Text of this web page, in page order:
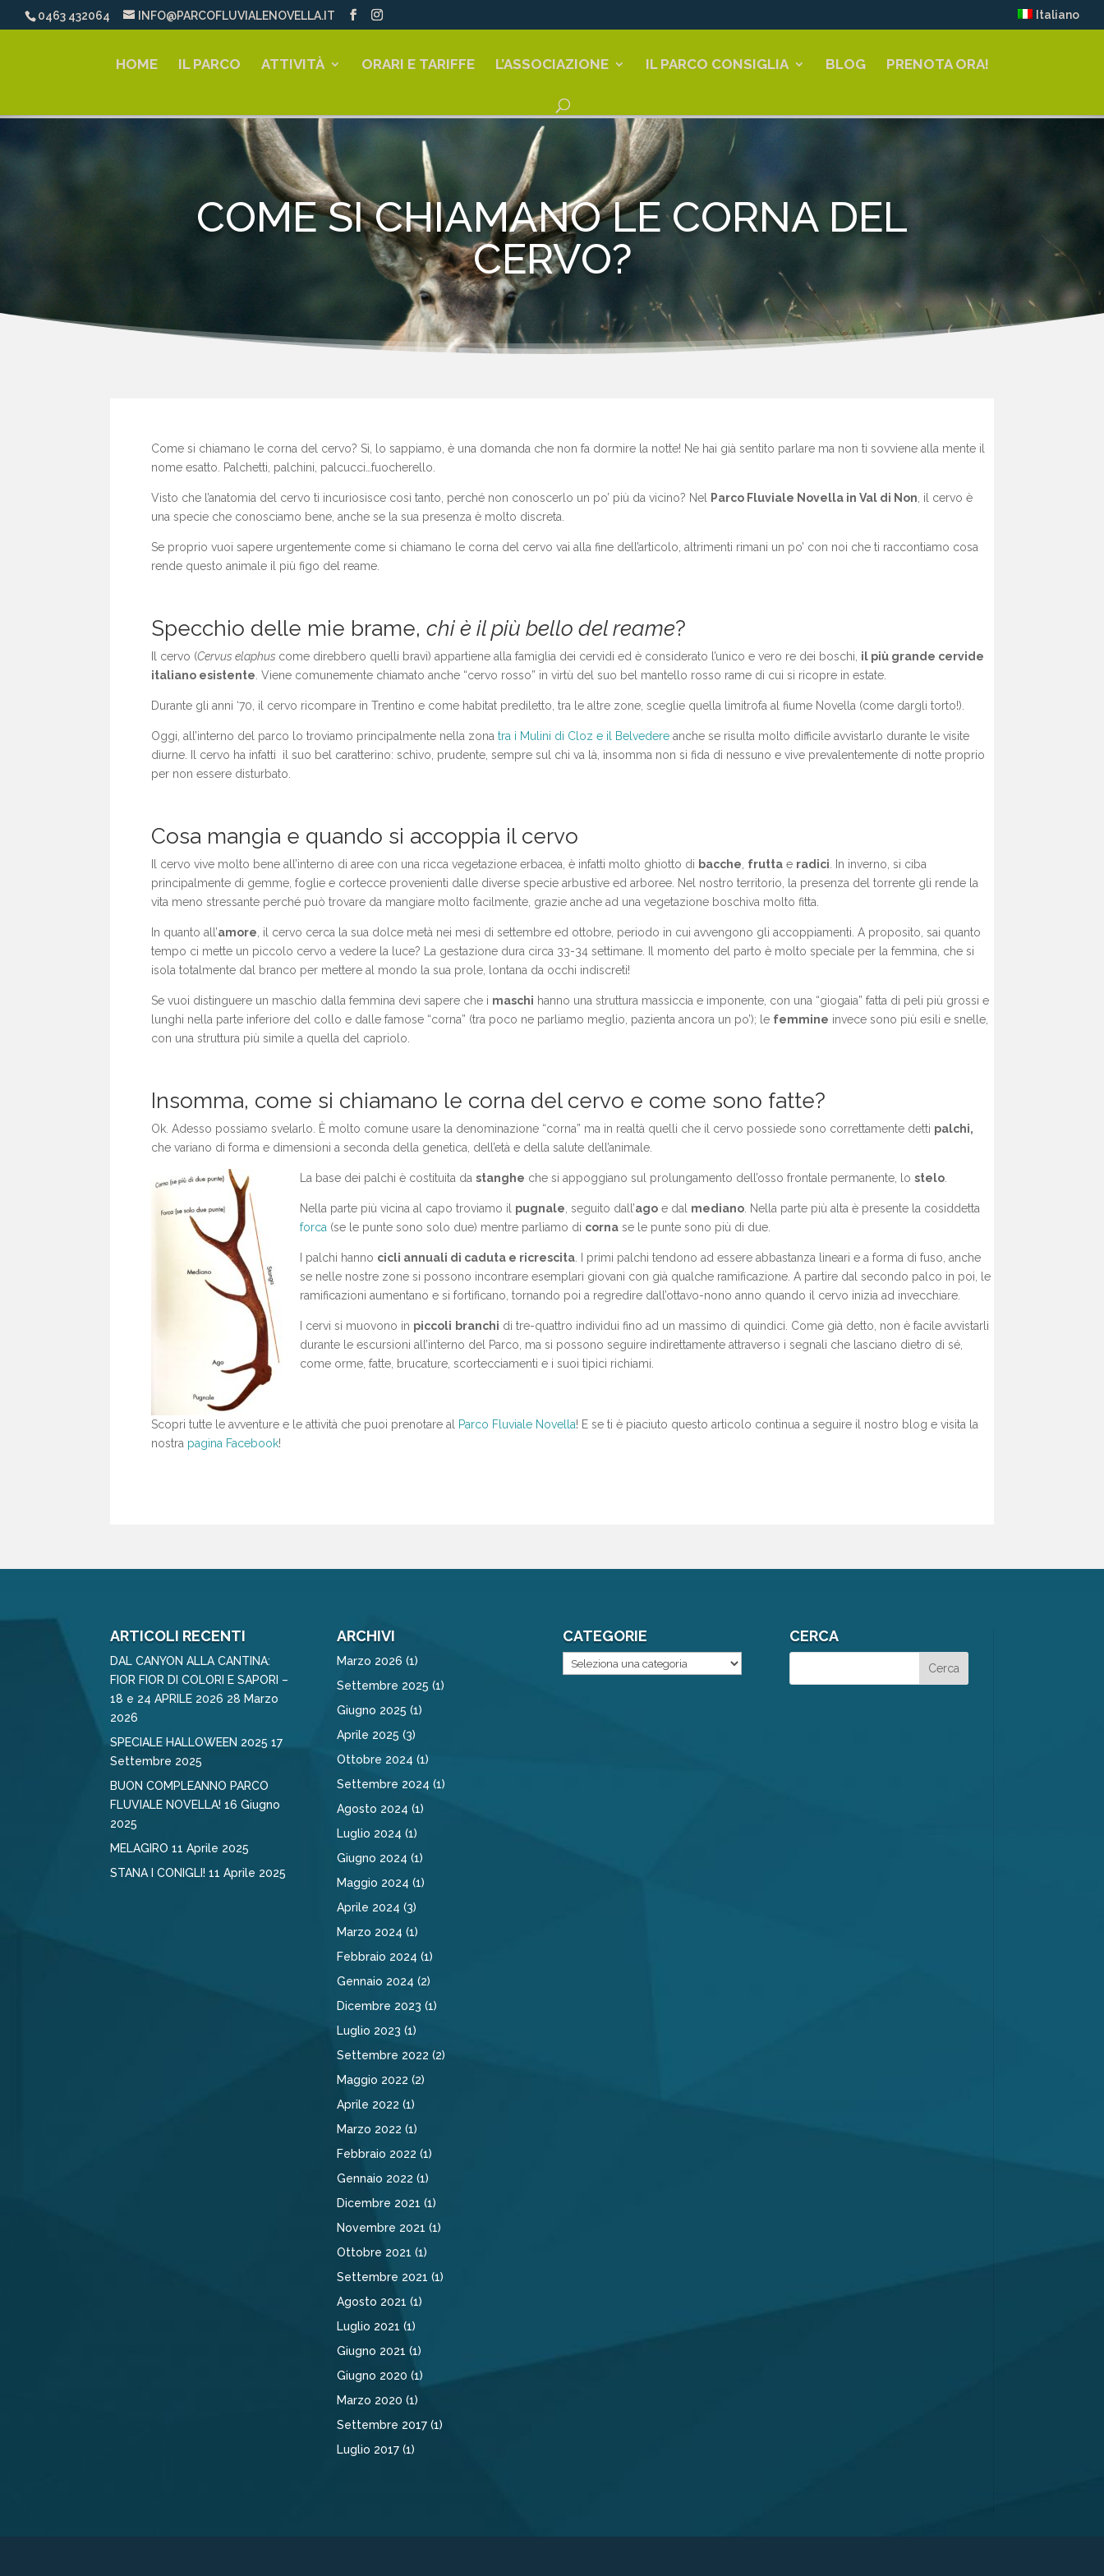
0463 432064 INFO@PARCOFLUVIALENOVELLA.IT Italiano
HOME IL PARCO ATTIVITÀ ORARI E TARIFFE L’ASSOCIAZIONE IL PARCO CONSIGLIA BLOG PRENOTA ORA!
COME SI CHIAMANO LE CORNA DEL
CERVO?
Come si chiamano le corna del cervo? Sì, lo sappiamo, è una domanda che non fa dormire la notte! Ne hai già sentito parlare ma non ti sovviene alla mente il
nome esatto. Palchetti, palchini, palcucci…fuocherello.
Visto che l’anatomia del cervo ti incuriosisce così tanto, perché non conoscerlo un po’ più da vicino? Nel Parco Fluviale Novella in Val di Non , il cervo è
una specie che conosciamo bene, anche se la sua presenza è molto discreta.
Se proprio vuoi sapere urgentemente come si chiamano le corna del cervo vai alla fine dell’articolo, altrimenti rimani un po’ con noi che ti raccontiamo cosa
rende questo animale il più figo del reame.
Specchio delle mie brame,chi è il più bello del reame?
Il cervo (Cervus elaphus come direbbero quelli bravi) appartiene alla famiglia dei cervidi ed è considerato l’unico e vero re dei boschi, il più grande cervide
italiano esistente . Viene comunemente chiamato anche “cervo rosso” in virtù del suo bel mantello rosso rame di cui si ricopre in estate.
Durante gli anni ‘70, il cervo ricompare in Trentino e come habitat prediletto, tra le altre zone, sceglie quella limitrofa al fiume Novella (come dargli torto!).
Oggi, all’interno del parco lo troviamo principalmente nella zonatra i Mulini di Cloz e il Belvedere anche se risulta molto difficile avvistarlo durante le visite
diurne. Il cervo ha infatti il suo bel caratterino: schivo, prudente, sempre sul chi va là, insomma non si fida di nessuno e vive prevalentemente di notte proprio
per non essere disturbato.
Cosa mangia e quando si accoppia il cervo
Il cervo vive molto bene all’interno di aree con una ricca vegetazione erbacea, è infatti molto ghiotto di bacche frutta e radici . In inverno, si ciba
principalmente di gemme, foglie e cortecce provenienti dalle diverse specie arbustive ed arboree. Nel nostro territorio, la presenza del torrente gli rende la
vita meno stressante perché può trovare da mangiare molto facilmente, grazie anche ad una vegetazione boschiva molto fitta.
In quanto all’amore , il cervo cerca la sua dolce metà nei mesi di settembre ed ottobre, periodo in cui avvengono gli accoppiamenti. A proposito, sai quanto
tempo ci mette un piccolo cervo a vedere la luce? La gestazione dura circa 33-34 settimane. Il momento del parto è molto speciale per la femmina, che si
isola totalmente dal branco per mettere al mondo la sua prole, lontana da occhi indiscreti!
Se vuoi distinguere un maschio dalla femmina devi sapere che i maschi hanno una struttura massiccia e imponente, con una “giogaia” fatta di peli più grossi e
lunghi nella parte inferiore del collo e dalle famose “corna” (tra poco ne parliamo meglio, pazienta ancora un po’); le femmine invece sono più esili e snelle,
con una struttura più simile a quella del capriolo.
Insomma, come si chiamano le corna del cervo e come sono fatte?
Ok. Adesso possiamo svelarlo. È molto comune usare la denominazione “corna” ma in realtà quelli che il cervo possiede sono correttamente detti palchi,
che variano di forma e dimensioni a seconda della genetica, dell’età e della salute dell’animale.
La base dei palchi è costituita dastanghe che si appoggiano sul prolungamento dell’osso frontale permanente, lostelo
Nella parte più vicina al capo troviamo il pugnale , seguito dall’ago e dal mediano . Nella parte più alta è presente la cosiddetta
forca (se le punte sono solo due) mentre parliamo di corna se le punte sono più di due.
I palchi hanno cicli annuali di caduta e ricrescita . I primi palchi tendono ad essere abbastanza lineari e a forma di fuso, anche
se nelle nostre zone si possono incontrare esemplari giovani con già qualche ramificazione. A partire dal secondo palco in poi, le
ramificazioni aumentano e si fortificano, tornando poi a regredire dall’ottavo-nono anno quando il cervo inizia ad invecchiare.
I cervi si muovono in piccoli branchi di tre-quattro individui fino ad un massimo di quindici. Come già detto, non è facile avvistarli
durante le escursioni all’interno del Parco, ma si possono seguire indirettamente attraverso i segnali che lasciano dietro di sé,
come orme, fatte, brucature, scortecciamenti e i suoi tipici richiami.
Scopri tutte le avventure e le attività che puoi prenotare al Parco Fluviale Novella! E se ti è piaciuto questo articolo continua a seguire il nostro blog e visita la
nostra pagina Facebook!
ARTICOLI RECENTI
DAL CANYON ALLA CANTINA:
FIOR FIOR DI COLORI E SAPORI –
18 e 24 APRILE 2026 28 Marzo
2026
SPECIALE HALLOWEEN 2025 17
Settembre 2025
BUON COMPLEANNO PARCO
FLUVIALE NOVELLA! 16 Giugno
2025
MELAGIRO 11 Aprile 2025
STANA I CONIGLI! 11 Aprile 2025
ARCHIVI
Marzo 2026 (1)
Settembre 2025 (1)
Giugno 2025 (1)
Aprile 2025 (3)
Ottobre 2024 (1)
Settembre 2024 (1)
Agosto 2024 (1)
Luglio 2024 (1)
Giugno 2024 (1)
Maggio 2024 (1)
Aprile 2024 (3)
Marzo 2024 (1)
Febbraio 2024 (1)
Gennaio 2024 (2)
Dicembre 2023 (1)
Luglio 2023 (1)
Settembre 2022 (2)
Maggio 2022 (2)
Aprile 2022 (1)
Marzo 2022 (1)
Febbraio 2022 (1)
Gennaio 2022 (1)
Dicembre 2021 (1)
Novembre 2021 (1)
Ottobre 2021 (1)
Settembre 2021 (1)
Agosto 2021 (1)
Luglio 2021 (1)
Giugno 2021 (1)
Giugno 2020 (1)
Marzo 2020 (1)
Settembre 2017(1)
Luglio 2017(1)
CATEGORIE
Categorie
CERCA